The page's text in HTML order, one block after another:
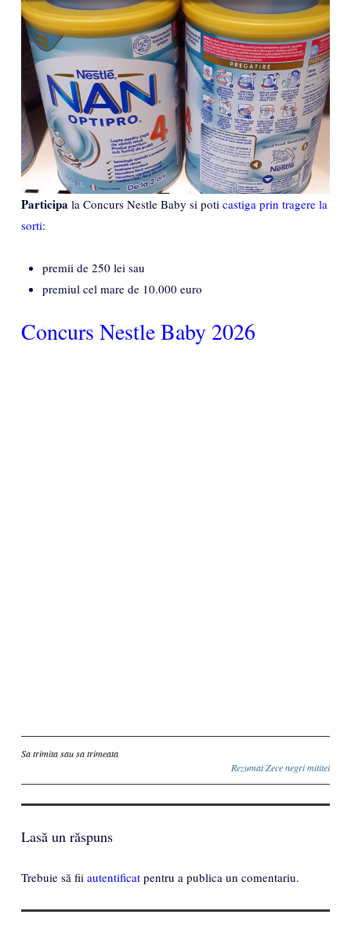
Participa la Concurs Nestle Baby si poti castiga prin tragere la
sorti:
premii de 250 lei sau
premiul cel mare de 10.000 euro
Concurs Nestle Baby 2026
Inscriere
Sa trimita sau sa trimeata
Rezumat Zece negri mititei
Lasă un răspuns
Trebuie să fii autentificat pentru a publica un comentariu.